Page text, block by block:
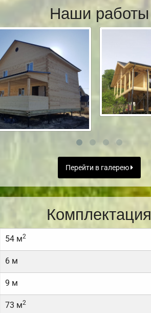
Наши работы
Перейти в галерею
Комплектация
54 м2
6 м
9 м
73 м2